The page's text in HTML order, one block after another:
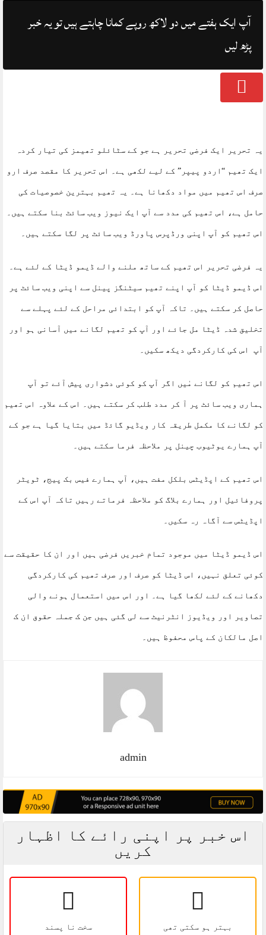
آپ ایک ہفتے میں دو لاکھ روپے کمانا چاہتے ہیں تو یہ خبر
پڑھ لیں
یہ تحریر ایک فرضی تحریر ہے جو کے سٹائلو تھیمز کی تیار کردہ
ایک تھیم “اردو پیپر” کے لیے لکھی ہے۔ اس تحریر کا مقصد صرف ارو
صرف اس تھیم میں مواد دکھانا ہے۔ یہ تھیم بہترین خصوصیات کی
حامل ہے، اس تھیم کی مدد سے آپ ایک نیوز ویب سائٹ بنا سکتے ہیں۔
اس تھیم کو آپ اپنی ورڈپرس پاورڈ ویب سائٹ پر لگا سکتے ہیں۔
یہ فرضی تحریر اس تھیم کے ساتھ ملنے والے ڈیمو ڈیٹا کے لئے ہے۔
اس ڈیمو ڈیٹا کو آپ اپنے تھیم سیٹنگز پینل سے اپنی ویب سائٹ پر
حاصل کر سکتے ہیں۔ تاکہ آپ کو ابتدائی مراحل کے لئے پہلے سے
تخلیق شدہ ڈیٹا مل جائے اور آپ کو تھیم لگانے میں آسانی ہو اور
آپ اس کی کارکردگی دیکھ سکیں۔
اس تھیم کو لگانے مٰیں اگر آپ کو کوئی دشواری پیش آئے تو آپ
ہماری ویب سائٹ پر آ کر مدد طلب کر سکتے ہیں۔ اس کے علاوہ اس تھیم
کو لگانے کا مکمل طریقہ کار ویڈیو گائڈ میں بتایا گیا ہے جو کے
آپ ہمارے یوٹیوب چینل پر ملاحظہ فرما سکتے ہیں۔
اس تھیم کے اپڈیٹس بلکل مفت ہیں، آپ ہمارے فیس بک پیج، ٹویٹر
پروفائیل اور ہمارے بلاگ کو ملاحظہ فرماتے رہیں تاکہ آپ اس کے
اپڈیٹس سے آگاہ رہ سکیں۔
اس ڈیمو ڈیٹا میں موجود تمام خبریں فرضی ہیں اور ان کا حقیقت سے
کوئی تعلق نہیں، اس ڈیٹا کو صرف اور صرف تھیم کی کارکردگی
دکھانے کے لئے لکھا گیا ہے۔ اور اس میں استعمال ہونے والی
تصاویر اور ویڈیوز انٹرنیٹ سے لی گئی ہیں جن ک جملہ حقوق ان ک
اصل مالکان کے پاس محفوظ ہیں۔
admin
اس خبر پر اپنی رائے کا اظہار
کریں
سخت نا پسند بہتر ہو سکتی تھی